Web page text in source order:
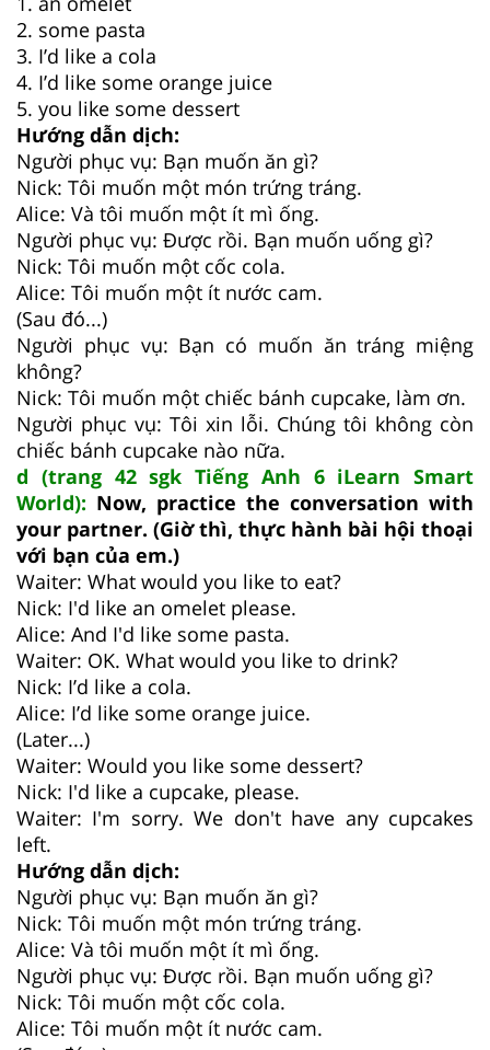
2. some pasta
3. I’d like a cola
4. I’d like some orange juice
5. you like some dessert
Hướng dẫn dịch:
Người phục vụ: Bạn muốn ăn gì?
Nick: Tôi muốn một món trứng tráng.
Alice: Và tôi muốn một ít mì ống.
Người phục vụ: Được rồi. Bạn muốn uống gì?
Nick: Tôi muốn một cốc cola.
Alice: Tôi muốn một ít nước cam.
(Sau đó...)
Người phục vụ: Bạn có muốn ăn tráng miệng
không?
Nick: Tôi muốn một chiếc bánh cupcake, làm ơn.
Người phục vụ: Tôi xin lỗi. Chúng tôi không còn
chiếc bánh cupcake nào nữa.
d (trang 42 sgk Tiếng Anh 6 iLearn Smart
World): Now, practice the conversation with
your partner. (Giờ thì, thực hành bài hội thoại
với bạn của em.)
Waiter: What would you like to eat?
Nick: I'd like an omelet please.
Alice: And I'd like some pasta.
Waiter: OK. What would you like to drink?
Nick: I’d like a cola.
Alice: I’d like some orange juice.
(Later...)
Waiter: Would you like some dessert?
Nick: I'd like a cupcake, please.
Waiter: I'm sorry. We don't have any cupcakes
left.
Hướng dẫn dịch:
Người phục vụ: Bạn muốn ăn gì?
Nick: Tôi muốn một món trứng tráng.
Alice: Và tôi muốn một ít mì ống.
Người phục vụ: Được rồi. Bạn muốn uống gì?
Nick: Tôi muốn một cốc cola.
Alice: Tôi muốn một ít nước cam.